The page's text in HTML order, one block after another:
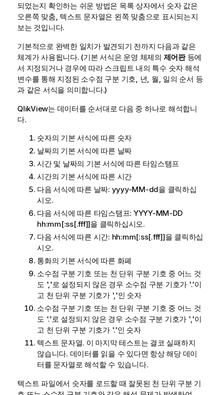
되었는지 확인하는 쉬운 방법은 목록 상자에서 숫자 값은
오른쪽 맞춤, 텍스트 문자열은 왼쪽 맞춤으로 표시되는지
보는 것입니다.
기본적으로 완벽한 일치가 발견되기 전까지 다음과 같은
체계가 사용됩니다. (기본 서식은 운영 체제의 제어판등에
서 지정되거나 경우에 따라 스크립트 내의 특수 숫자 해석
변수를 통해 지정된 소수점 구분 기호, 년, 월, 일의 순서 등
과 같은 서식을 의미합니다.)
QlikView는 데이터를 순서대로 다음 중 하나로 해석합니
다.
숫자의 기본 서식에 따른 숫자
날짜의 기본 서식에 따른 날짜
시간 및 날짜의 기본 서식에 따른 타임스탬프
시간의 기본 서식에 따른 시간
다음 서식에 따른 날짜: yyyy-MM-dd을 클릭하십
시오.
다음 서식에 따른 타임스탬프: YYYY-MM-DD
hh:mm[:ss[.fff]]을 클릭하십시오.
다음 서식에 따른 시간: hh:mm[:ss[.fff]]을 클릭하십
시오.
통화의 기본 서식에 따른 화폐
소수점 구분 기호 또는 천 단위 구분 기호 중 어느 것
도 ','로 설정되지 않은 경우 소수점 구분 기호가 '.'이
고 천 단위 구분 기호가 ','인 숫자
소수점 구분 기호 또는 천 단위 구분 기호 중 어느 것
도 '.'로 설정되지 않은 경우 소수점 구분 기호가 ','이
고 천 단위 구분 기호가 '.'인 숫자
텍스트 문자열. 이 마지막 테스트는 결코 실패하지
않습니다. 데이터를 읽을 수 있다면 항상 해당 데이
터를 문자열로 해석할 수 있습니다.
텍스트 파일에서 숫자를 로드할 때 잘못된 천 단위 구분 기